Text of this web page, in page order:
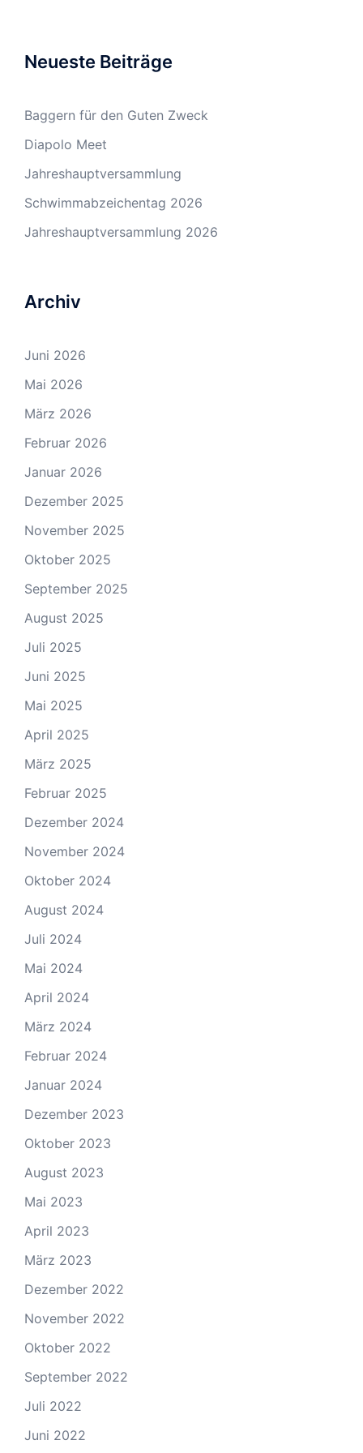
Neueste Beiträge
Baggern für den Guten Zweck
Diapolo Meet
Jahreshauptversammlung
Schwimmabzeichentag 2026
Jahreshauptversammlung 2026
Archiv
Juni 2026
Mai 2026
März 2026
Februar 2026
Januar 2026
Dezember 2025
November 2025
Oktober 2025
September 2025
August 2025
Juli 2025
Juni 2025
Mai 2025
April 2025
März 2025
Februar 2025
Dezember 2024
November 2024
Oktober 2024
August 2024
Juli 2024
Mai 2024
April 2024
März 2024
Februar 2024
Januar 2024
Dezember 2023
Oktober 2023
August 2023
Mai 2023
April 2023
März 2023
Dezember 2022
November 2022
Oktober 2022
September 2022
Juli 2022
Juni 2022